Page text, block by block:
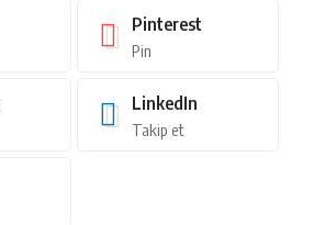
Pinterest
Pin
LinkedIn
Takip et